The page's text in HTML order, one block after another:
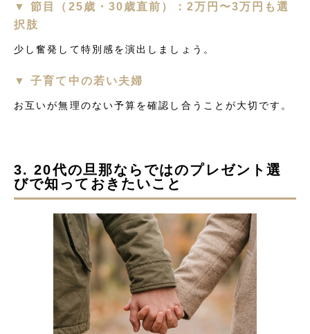
▼ 節目（25歳・30歳直前）：2万円〜3万円も選
択肢
少し奮発して特別感を演出しましょう。
▼ 子育て中の若い夫婦
お互いが無理のない予算を確認し合うことが大切です。
3. 20代の旦那ならではのプレゼント選
びで知っておきたいこと